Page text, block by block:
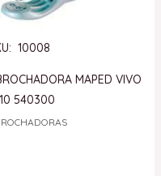
10008
MAPED VIVO
540300